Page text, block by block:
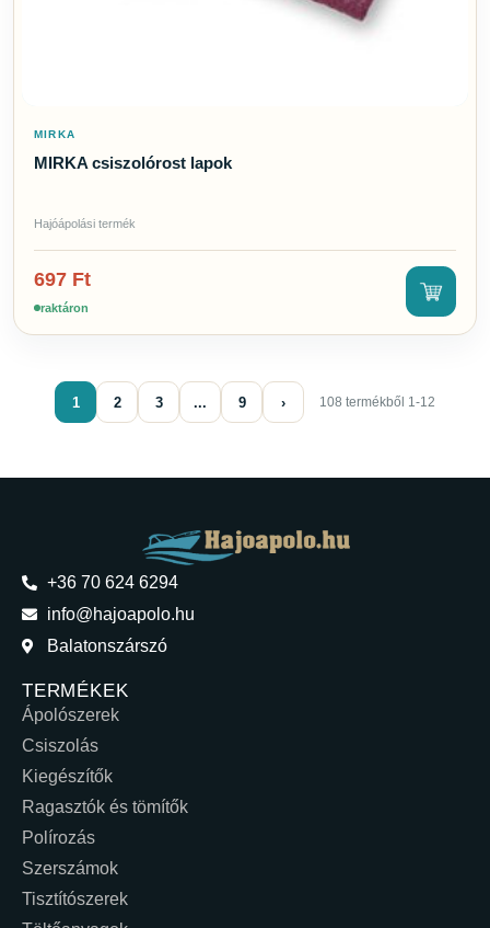
MIRKA
MIRKA csiszolórost lapok
Hajóápolási termék
697 Ft
raktáron
1 2 3 ... 9 › 108 termékből 1-12
+36 70 624 6294
info@hajoapolo.hu
Balatonszárszó
TERMÉKEK
Ápolószerek
Csiszolás
Kiegészítők
Ragasztók és tömítők
Polírozás
Szerszámok
Tisztítószerek